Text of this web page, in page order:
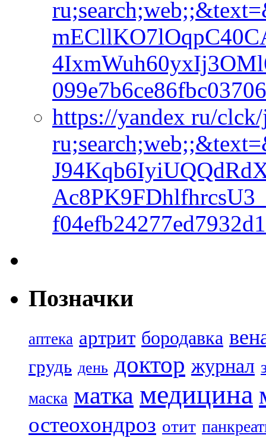
https://yandex ru/
Позначки
аптека артрит бородавка
грудь день доктор журнал
маска матка медицина
остеохондроз отит